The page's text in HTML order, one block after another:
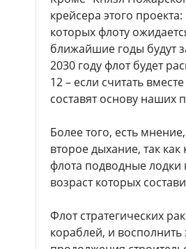
крейсера этого
которых флоту
ближайшие годы будут
2030 году флот будет
12 – если считать
составят основу наших
Более того, есть
второе дыхание, так
флота подводные
возраст которых
Флот стратегических
кораблей, и